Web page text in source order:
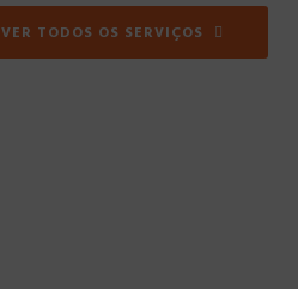
VER TODOS OS SERVIÇOS